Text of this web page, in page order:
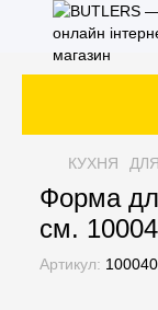
КУХНЯ
Форма
см.
Артикул: